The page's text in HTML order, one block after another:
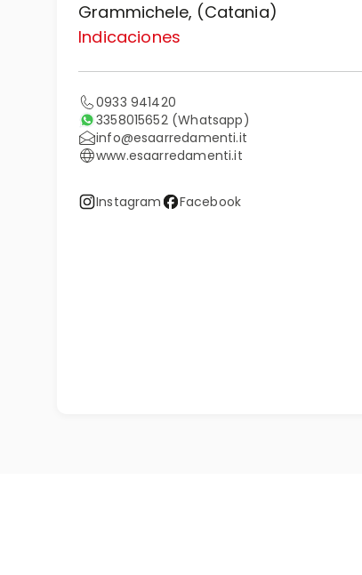
Grammichele, (Catania)
Indicaciones
0933 941420
3358015652 (Whatsapp)
info@esaarredamenti.it
www.esaarredamenti.it
Instagram Facebook